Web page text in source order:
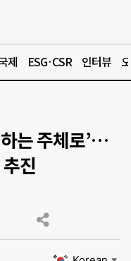
제 ESG·CSR 인터뷰
는 주체로’…
진